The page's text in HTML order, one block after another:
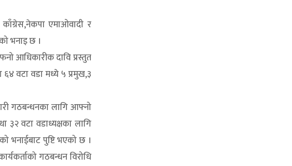
एमाओवादी र
भनाइ छ ।
आधिकारीक दावि प्रस्तुत
वटा वडा मध्ये ५ प्रमुख,३
गठबन्धनका लागि आफ्नो
३२ वटा वडाध्यक्षका लागि
भनाईबाट पुष्टि भएको छ ।
गठबन्धन विरोधि